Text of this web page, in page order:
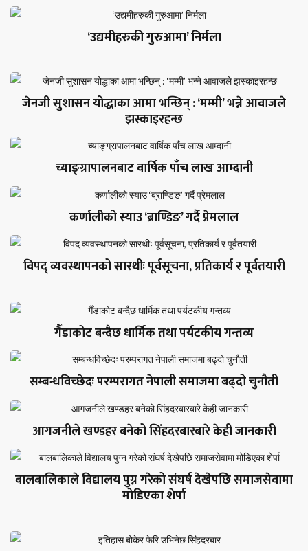
‘उद्यमीहरुकी गुरुआमा’ निर्मला
जेनजी सुशासन योद्धाका आमा भन्छिन् : ‘मम्मी’ भन्ने आवाजले
झस्काइरहन्छ
च्याङ्ग्रापालनबाट वार्षिक पाँच लाख आम्दानी
कर्णालीको स्याउ ‘ब्राण्डिङ’ गर्दै प्रेमलाल
विपद् व्यवस्थापनको सारथीः पूर्वसूचना, प्रतिकार्य र पूर्वतयारी
गैँडाकोट बन्दैछ धार्मिक तथा पर्यटकीय गन्तव्य
सम्बन्धविच्छेदः परम्परागत नेपाली समाजमा बढ्दो चुनौती
आगजनीले खण्डहर बनेको सिंहदरबारबारे केही जानकारी
बालबालिकाले विद्यालय पुग्न गरेको संघर्ष देखेपछि समाजसेवामा
मोडिएका शेर्पा